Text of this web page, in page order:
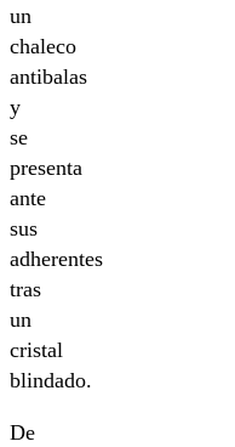
un
chaleco
antibalas
y
se
presenta
ante
sus
adherentes
tras
un
cristal
blindado.
De